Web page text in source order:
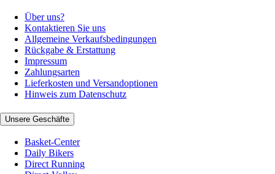
Über uns?
Kontaktieren Sie uns
Allgemeine Verkaufsbedingungen
Rückgabe & Erstattung
Impressum
Zahlungsarten
Lieferkosten und Versandoptionen
Hinweis zum Datenschutz
Unsere Geschäfte
Basket-Center
Daily Bikers
Direct Running